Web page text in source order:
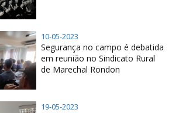
10-05-2023
Segurança no campo é debatida
em reunião no Sindicato Rural
de Marechal Rondon
19-05-2023